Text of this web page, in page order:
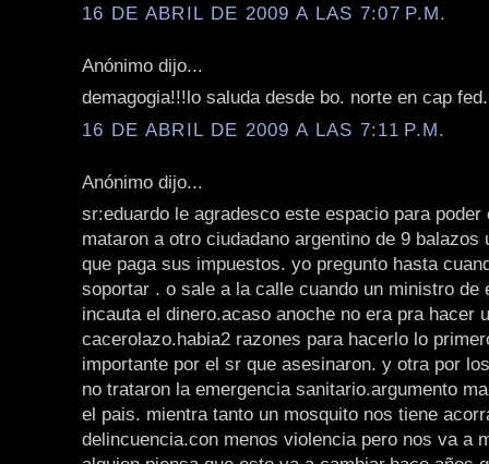
16 DE ABRIL DE 2009 A LAS 7:07 P.M.
Anónimo dijo...
demagogia!!!lo saluda desde bo. norte en cap
16 DE ABRIL DE 2009 A LAS 7:11 P.M.
Anónimo dijo...
sr:eduardo le agradesco este espacio para poder
mataron a otro ciudadano argentino de 9 balazos
que paga sus impuestos. yo pregunto hasta
soportar . o sale a la calle cuando un ministro de
incauta el dinero.acaso anoche no era pra hacer
cacerolazo.habia2 razones para hacerlo lo
importante por el sr que asesinaron. y otra por
no trataron la emergencia sanitario.argumento
el pais. mientra tanto un mosquito nos tiene
delincuencia.con menos violencia pero nos va a